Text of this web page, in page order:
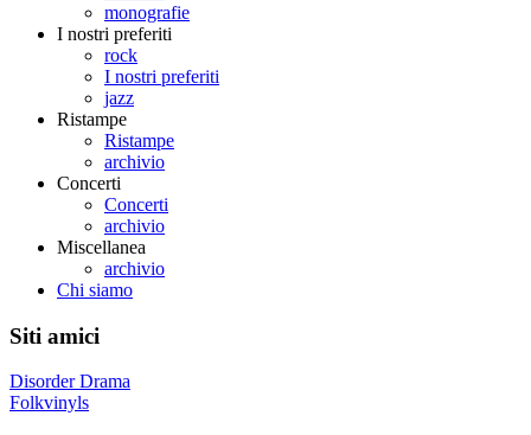
monografie
I nostri preferiti
rock
I nostri preferiti
jazz
Ristampe
Ristampe
archivio
Concerti
Concerti
archivio
Miscellanea
archivio
Chi siamo
Siti amici
Disorder Drama
Folkvinyls